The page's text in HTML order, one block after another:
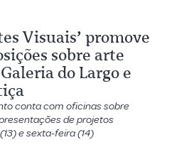
Visuais’ promove
sobre arte
do Largo e
conta com oficinas sobre
de projetos
e sexta-feira (14)